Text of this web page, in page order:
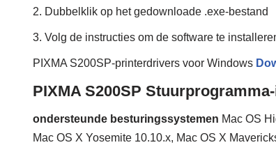
2. Dubbelklik op het gedownloade .exe-bestand
3. Volg de instructies om de software te
PIXMA S200SP-printerdrivers voor Windows
PIXMA S200SP
ondersteunde besturingssystemen Mac OS
Mac OS X Yosemite 10.10.x, Mac OS X